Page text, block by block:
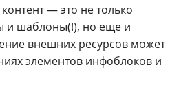
— это не только
и шаблоны(!), но еще и
внешних ресурсов может
элементов инфоблоков и